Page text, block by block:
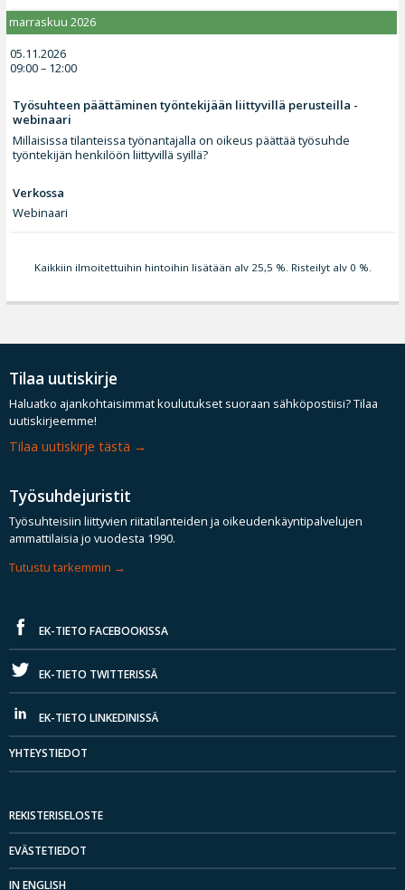
marraskuu 2026
05.11.2026
09:00 – 12:00
Työsuhteen päättäminen työntekijään liittyvillä perusteilla -
webinaari
Millaisissa tilanteissa työnantajalla on oikeus päättää työsuhde
työntekijän henkilöön liittyvillä syillä?
Verkossa
Webinaari
Kaikkiin ilmoitettuihin hintoihin lisätään alv 25,5 %. Risteilyt alv 0 %.
Tilaa uutiskirje
Haluatko ajankohtaisimmat koulutukset suoraan sähköpostiisi? Tilaa
uutiskirjeemme!
Tilaa uutiskirje tästä
Työsuhdejuristit
Työsuhteisiin liittyvien riitatilanteiden ja oikeudenkäyntipalvelujen
ammattilaisia jo vuodesta 1990.
Tutustu tarkemmin
EK-TIETO FACEBOOKISSA
EK-TIETO TWITTERISSÄ
EK-TIETO LINKEDINISSÄ
YHTEYSTIEDOT
REKISTERISELOSTE
EVÄSTETIEDOT
IN ENGLISH